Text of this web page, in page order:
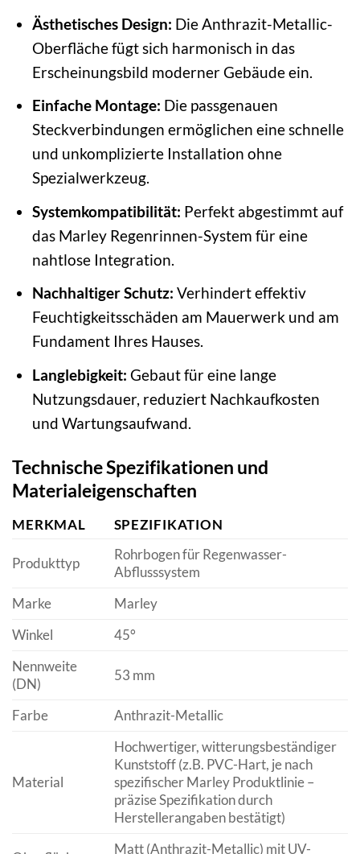
Ästhetisches Design: Die Anthrazit-Metallic-
Oberfläche fügt sich harmonisch in das
Erscheinungsbild moderner Gebäude ein.
Einfache Montage: Die passgenauen
Steckverbindungen ermöglichen eine schnelle
und unkomplizierte Installation ohne
Spezialwerkzeug.
Systemkompatibilität: Perfekt abgestimmt auf
das Marley Regenrinnen-System für eine
nahtlose Integration.
Nachhaltiger Schutz: Verhindert effektiv
Feuchtigkeitsschäden am Mauerwerk und am
Fundament Ihres Hauses.
Langlebigkeit: Gebaut für eine lange
Nutzungsdauer, reduziert Nachkaufkosten
und Wartungsaufwand.
Technische Spezifikationen und
Materialeigenschaften
MERKMAL SPEZIFIKATION
Produkttyp
Rohrbogen für Regenwasser-
Abflusssystem
Marke
Marley
Winkel
45°
Nennweite
(DN)
53 mm
Farbe Anthrazit-Metallic
Material
Hochwertiger, witterungsbeständiger
Kunststoff (z.B. PVC-Hart, je nach
spezifischer Marley Produktlinie –
präzise Spezifikation durch
Herstellerangaben bestätigt)
Matt (Anthrazit-Metallic) mit UV-